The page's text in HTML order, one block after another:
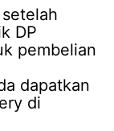
DP
pembelian
dapatkan
di